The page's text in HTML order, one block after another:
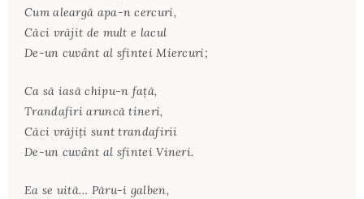
Cum aleargă apa-n cercuri,
Căci vrăjit de mult e lacul
De-un cuvânt al sfintei Miercuri;
Ca să iasă chipu-n faţă,
Trandafiri aruncă tineri,
Căci vrăjiţi sunt trandafirii
De-un cuvânt al sfintei Vineri.
Ea se uită… Păru-i galben,